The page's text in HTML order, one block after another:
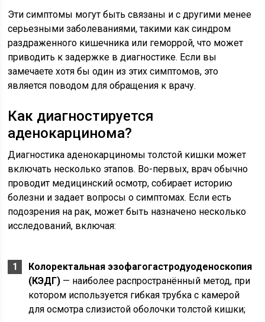
Эти симптомы могут быть связаны и с другими менее
серьезными заболеваниями, такими как синдром
раздраженного кишечника или геморрой, что может
приводить к задержке в диагностике. Если вы
замечаете хотя бы один из этих симптомов, это
является поводом для обращения к врачу.
Как диагностируется
аденокарцинома?
Диагностика аденокарциномы толстой кишки может
включать несколько этапов. Во-первых, врач обычно
проводит медицинский осмотр, собирает историю
болезни и задает вопросы о симптомах. Если есть
подозрения на рак, может быть назначено несколько
исследований, включая:
Колоректальная эзофагогастродуоденоскопия
(КЭДГ) — наиболее распространённый метод, при
котором используется гибкая трубка с камерой
для осмотра слизистой оболочки толстой кишки;